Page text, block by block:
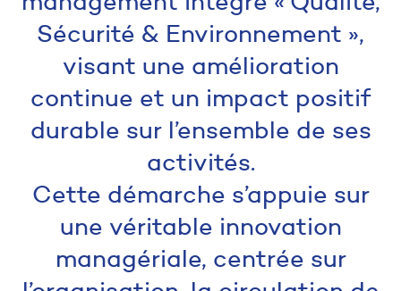
Sécurité & Environnement »,
visant une amélioration
continue et un impact positif
durable sur l’ensemble de ses
activités.
Cette démarche s’appuie sur
une véritable innovation
managériale, centrée sur